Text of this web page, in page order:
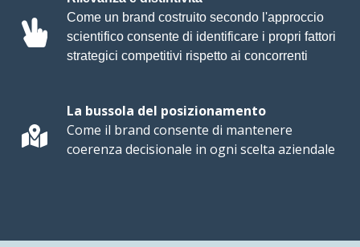
Come un brand costruito secondo l'approccio
scientifico consente di identificare i propri fattori
strategici competitivi rispetto ai concorrenti
La bussola del posizionamento
Come il brand consente di mantenere
coerenza decisionale in ogni scelta aziendale